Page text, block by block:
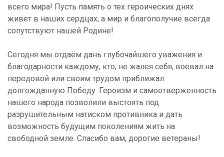
всего мира! Пусть память о тех героических днях
живет в наших сердцах, а мир и благополучие всегда
сопутствуют нашей Родине!
Сегодня мы отдаём дань глубочайшего уважения и
благодарности каждому, кто, не жалея себя, воевал на
передовой или своим трудом приближал
долгожданную Победу. Героизм и самоотверженность
нашего народа позволили выстоять под
разрушительным натиском противника и дать
возможность будущим поколениям жить на
свободной земле. Спасибо вам, дорогие ветераны!